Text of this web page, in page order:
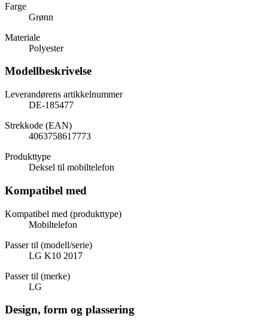
Farge
Grønn
Materiale
Polyester
Modellbeskrivelse
Leverandørens artikkelnummer
DE-185477
Strekkode (EAN)
4063758617773
Produkttype
Deksel til mobiltelefon
Kompatibel med
Kompatibel med (produkttype)
Mobiltelefon
Passer til (modell/serie)
LG K10 2017
Passer til (merke)
LG
Design, form og plassering